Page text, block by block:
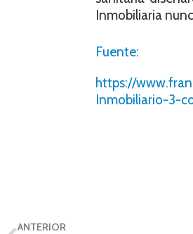
Inmobiliaria
Fuente:
https://
Inmobiliario-3-
ANTERIOR